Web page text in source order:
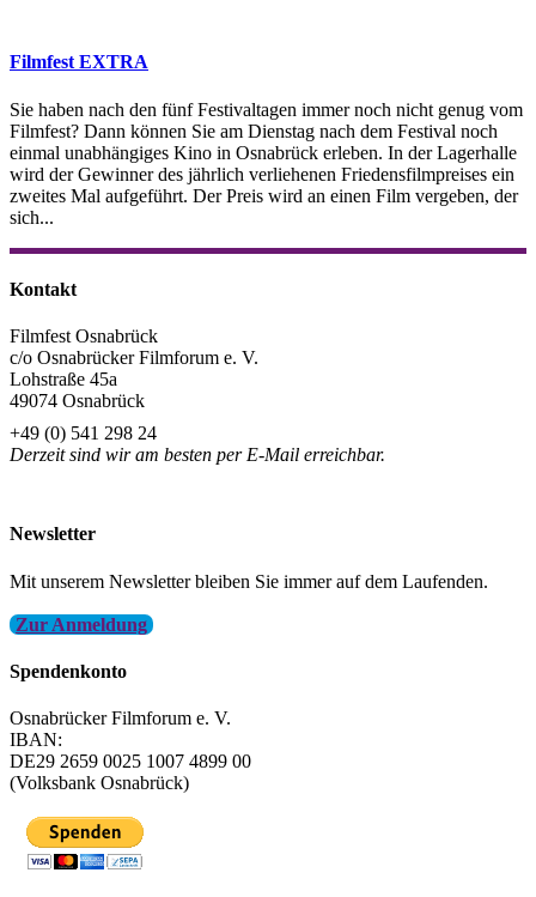
Filmfest EXTRA
Sie haben nach den fünf Festivaltagen immer noch nicht genug vom
Filmfest? Dann können Sie am Dienstag nach dem Festival noch
einmal unabhängiges Kino in Osnabrück erleben. In der Lagerhalle
wird der Gewinner des jährlich verliehenen Friedensfilmpreises ein
zweites Mal aufgeführt. Der Preis wird an einen Film vergeben, der
sich...
Kontakt
Filmfest Osnabrück
c/o Osnabrücker Filmforum e. V.
Lohstraße 45a
49074 Osnabrück
+49 (0) 541 298 24
Derzeit sind wir am besten per E-Mail erreichbar.
Newsletter
Mit unserem Newsletter bleiben Sie immer auf dem Laufenden.
Zur Anmeldung
Spendenkonto
Osnabrücker Filmforum e. V.
IBAN:
DE29 2659 0025 1007 4899 00
(Volksbank Osnabrück)